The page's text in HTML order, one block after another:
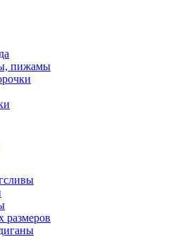
пижамы
размеров